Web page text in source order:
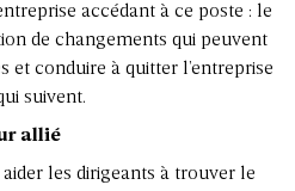
accédant à ce poste : le
de changements qui peuvent
et conduire à quitter l’entreprise
suivent.
allié
les dirigeants à trouver le